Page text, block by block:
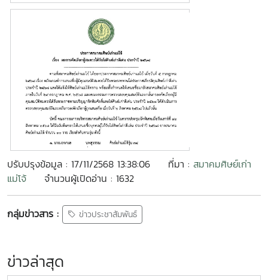
ปรับปรุงข้อมูล : 17/11/2568 13:38:06 ที่มา : สมาคมศิษย์เก่า
แม่โจ้
จำนวนผู้เปิดอ่าน : 1632
กลุ่มข่าวสาร : ข่าวประชาสัมพันธ์
ข่าวล่าสุด